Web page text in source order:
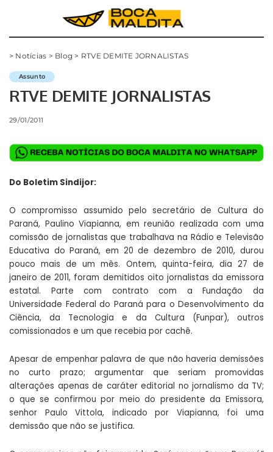
> Notícias > Blog > RTVE DEMITE JORNALISTAS
Assunto
RTVE DEMITE JORNALISTAS
29/01/2011
Do Boletim Sindijor:
O compromisso assumido pelo secretário de Cultura do
Paraná, Paulino Viapianna, em reunião realizada com uma
comissão de jornalistas que trabalhava na Rádio e Televisão
Educativa do Paraná, em 20 de dezembro de 2010, durou
pouco mais de um mês. Ontem, quinta-feira, dia 27 de
janeiro de 2011, foram demitidos oito jornalistas da emissora
estatal. Parte com contrato com a Fundação da
Universidade Federal do Paraná para o Desenvolvimento da
Ciência, da Tecnologia e da Cultura (Funpar), outros
comissionados e um que recebia por cachê.
Apesar de empenhar palavra de que não haveria demissões
no curto prazo; argumentar que seriam promovidas
alterações apenas de caráter editorial no jornalismo da TV;
o que se confirmou por meio do presidente da Emissora,
senhor Paulo Vittola, indicado por Viapianna, foi uma
demissão que não se justifica.